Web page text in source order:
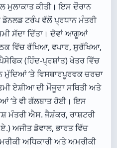
ਮੁਲਾਕਾਤ ਕੀਤੀ। ਇਸ ਦੌਰਾਨ
ਡੋਨਲਡ ਟਰੰਪ ਵੱਲੋਂ ਪ੍ਰਧਾਨ ਮੰਤਰੀ
ਸੱਦਾ ਦਿੱਤਾ। ਦੋਵਾਂ ਆਗੂਆਂ
ਵਿੱਚ ਰੱਖਿਆ, ਵਪਾਰ, ਸੁਰੱਖਿਆ,
(ਹਿੰਦ-ਪ੍ਰਸ਼ਾਂਤ) ਖੇਤਰ ਵਿੱਚ
‘ਤੇ ਵਿਸਥਾਰਪੂਰਵਕ ਚਰਚਾ
ਏਸ਼ੀਆ ਦੀ ਮੌਜੂਦਾ ਸਥਿਤੀ ਅਤੇ
‘ਤੇ ਵੀ ਗੱਲਬਾਤ ਹੋਈ। ਇਸ
ਮੰਤਰੀ ਐਸ. ਜੈਸ਼ੰਕਰ, ਰਾਸ਼ਟਰੀ
ਅਜੀਤ ਡੋਵਾਲ, ਭਾਰਤ ਵਿੱਚ
ਅਧਿਕਾਰੀ ਅਤੇ ਅਮਰੀਕੀ